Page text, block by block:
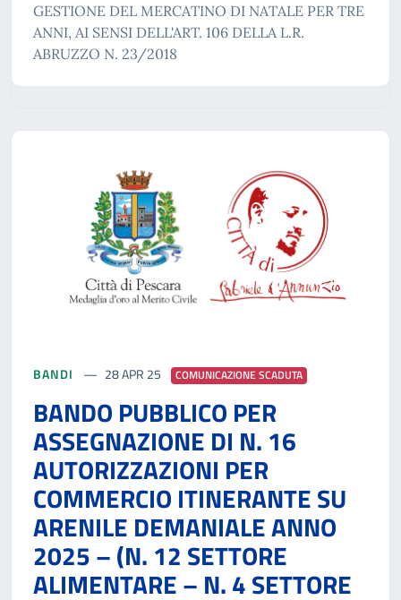
GESTIONE DEL MERCATINO DI NATALE PER TRE
ANNI, AI SENSI DELL'ART. 106 DELLA L.R.
ABRUZZO N. 23/2018
BANDI 28 APR 25 COMUNICAZIONE SCADUTA
BANDO PUBBLICO PER
ASSEGNAZIONE DI N. 16
AUTORIZZAZIONI PER
COMMERCIO ITINERANTE SU
ARENILE DEMANIALE ANNO
2025 – (N. 12 SETTORE
ALIMENTARE – N. 4 SETTORE